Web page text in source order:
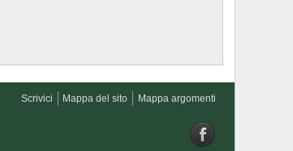
Scrivici Mappa del sito Mappa argomenti